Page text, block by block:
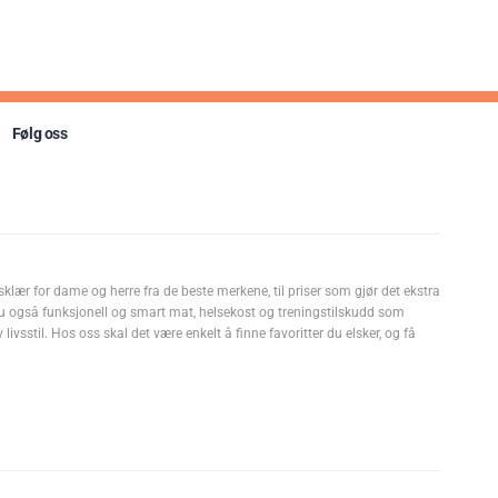
Følg oss
for dame og herre fra de beste merkene, til priser som gjør det ekstra
også funksjonell og smart mat, helsekost og treningstilskudd som
livsstil. Hos oss skal det være enkelt å finne favoritter du elsker, og få